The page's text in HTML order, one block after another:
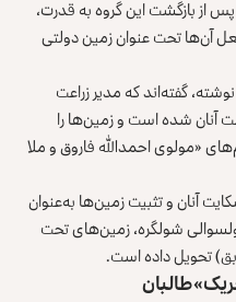
از بازگشت این گروه به قدرت،
آن‌ها تحت عنوان زمین دولتی
گفته‌اند که مدیر زراعت
آنان شده است و زمین‌ها را
«مولوی احمدالله فاروق و ملا
آنان و تثبیت زمین‌ها به‌عنوان
شولگره، زمین‌های تحت
تحویل داده است.
طالبان